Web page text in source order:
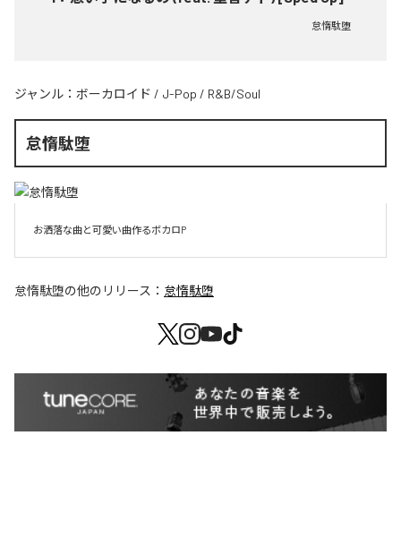
怠惰駄堕
ジャンル： ボーカロイド / J-Pop / R&B/Soul
怠惰駄堕
お洒落な曲と可愛い曲作るボカロP
怠惰駄堕の他のリリース： 怠惰駄堕